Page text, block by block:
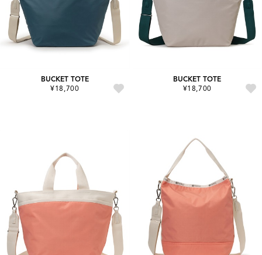
BUCKET TOTE
¥18,700
BUCKET TOTE
¥18,700